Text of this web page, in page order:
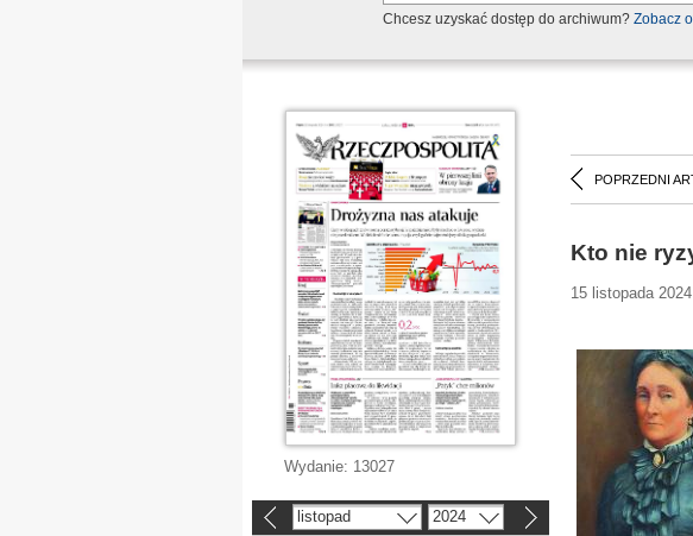
Chcesz uzyskać dostęp do archiwum? Zobacz
POPRZEDNI
Kto nie
15 listopada
Wydanie: 13027
listopad 2024